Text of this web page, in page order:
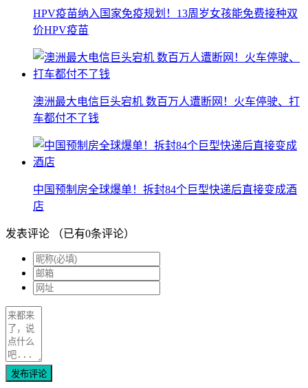
HPV疫苗纳入国家免疫规划！13周岁女孩能免费接种双
价HPV疫苗
澳洲最大电信巨头宕机 数百万人遭断网！火车停驶、打
车都付不了钱
中国预制房全球爆单！拆封84个巨型快递后直接变成酒
店
发表评论 （已有0条评论）
发布评论